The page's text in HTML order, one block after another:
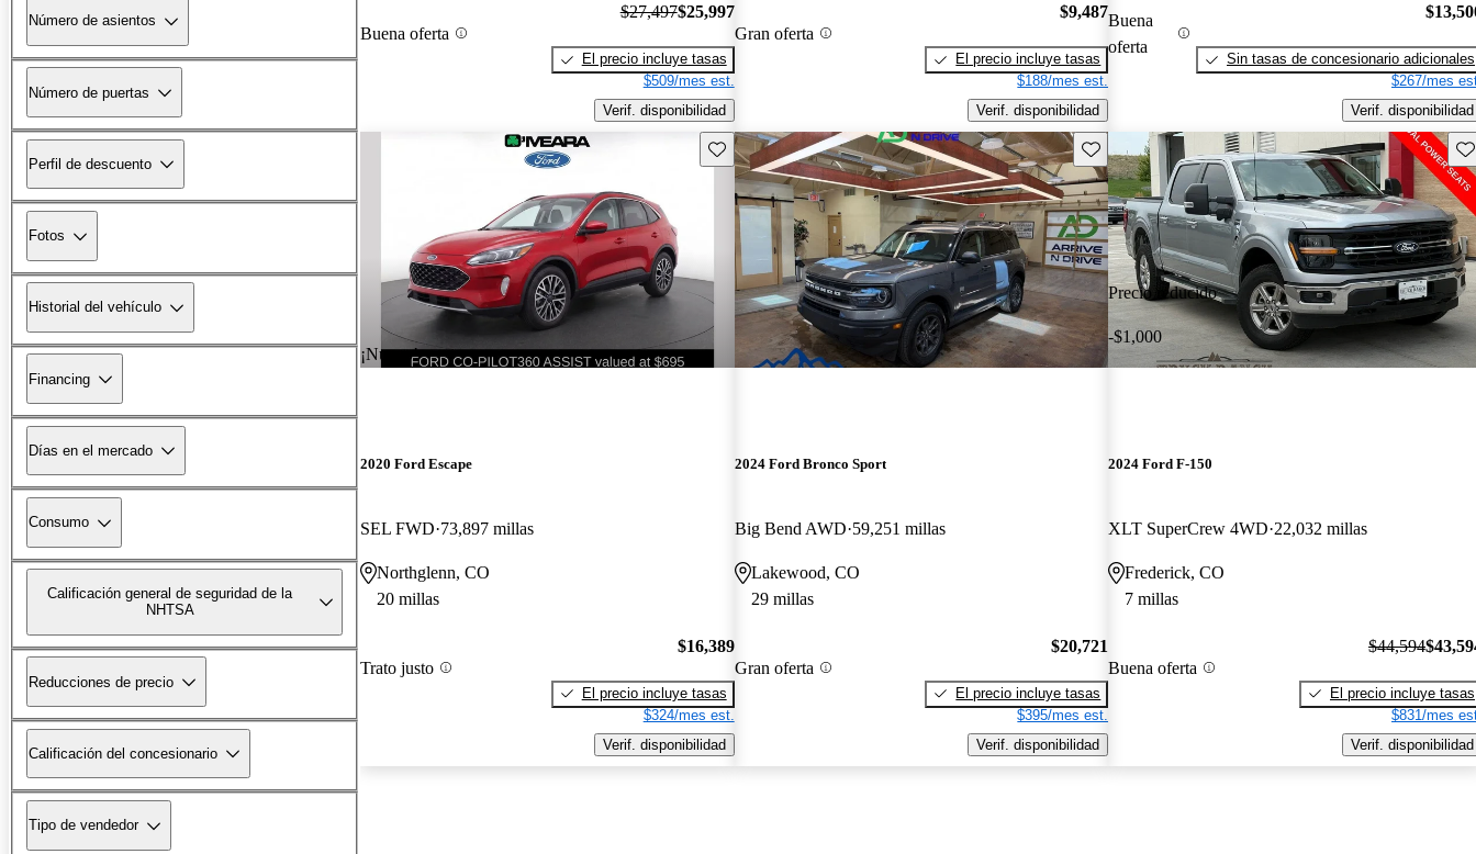
Número de asientos
Número de puertas
Perfil de descuento
Fotos
Historial del vehículo
Financing
Días en el mercado
Consumo
Calificación general de seguridad de la
NHTSA
Reducciones de precio
Calificación del concesionario
Tipo de vendedor
Buena oferta
$27,497$25,997
El precio incluye tasas
$509/mes est.
Verif. disponibilidad
Gran oferta
$9,487
El precio incluye tasas
$188/mes est.
Verif. disponibilidad
Buena
oferta
Sin tasas de concesionario adicionales
$267/mes
Verif. disponibilidad
¡Nuevo!
Guarda este Aviso
2020 Ford Escape
SEL FWD 73,897 millas
Northglenn, CO
20 millas
Trato justo
$16,389
El precio incluye tasas
$324/mes est.
Verif. disponibilidad
Guarda este Aviso
2024 Ford Bronco Sport
Big Bend AWD 59,251 millas
Lakewood, CO
29 millas
Gran oferta
$20,721
El precio incluye tasas
$395/mes est.
Verif. disponibilidad
Precio reducido
-$1,000
2024 Ford F-150
XLT SuperCrew 4WD 22,032 millas
Frederick, CO
7 millas
Buena oferta
$44,594
El precio incluye tasas
$831/mes
Verif. disponibilidad